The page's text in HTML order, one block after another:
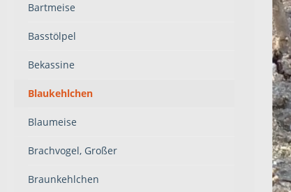
Bartmeise
Basstölpel
Bekassine
Blaukehlchen
Blaumeise
Brachvogel, Großer
Braunkehlchen